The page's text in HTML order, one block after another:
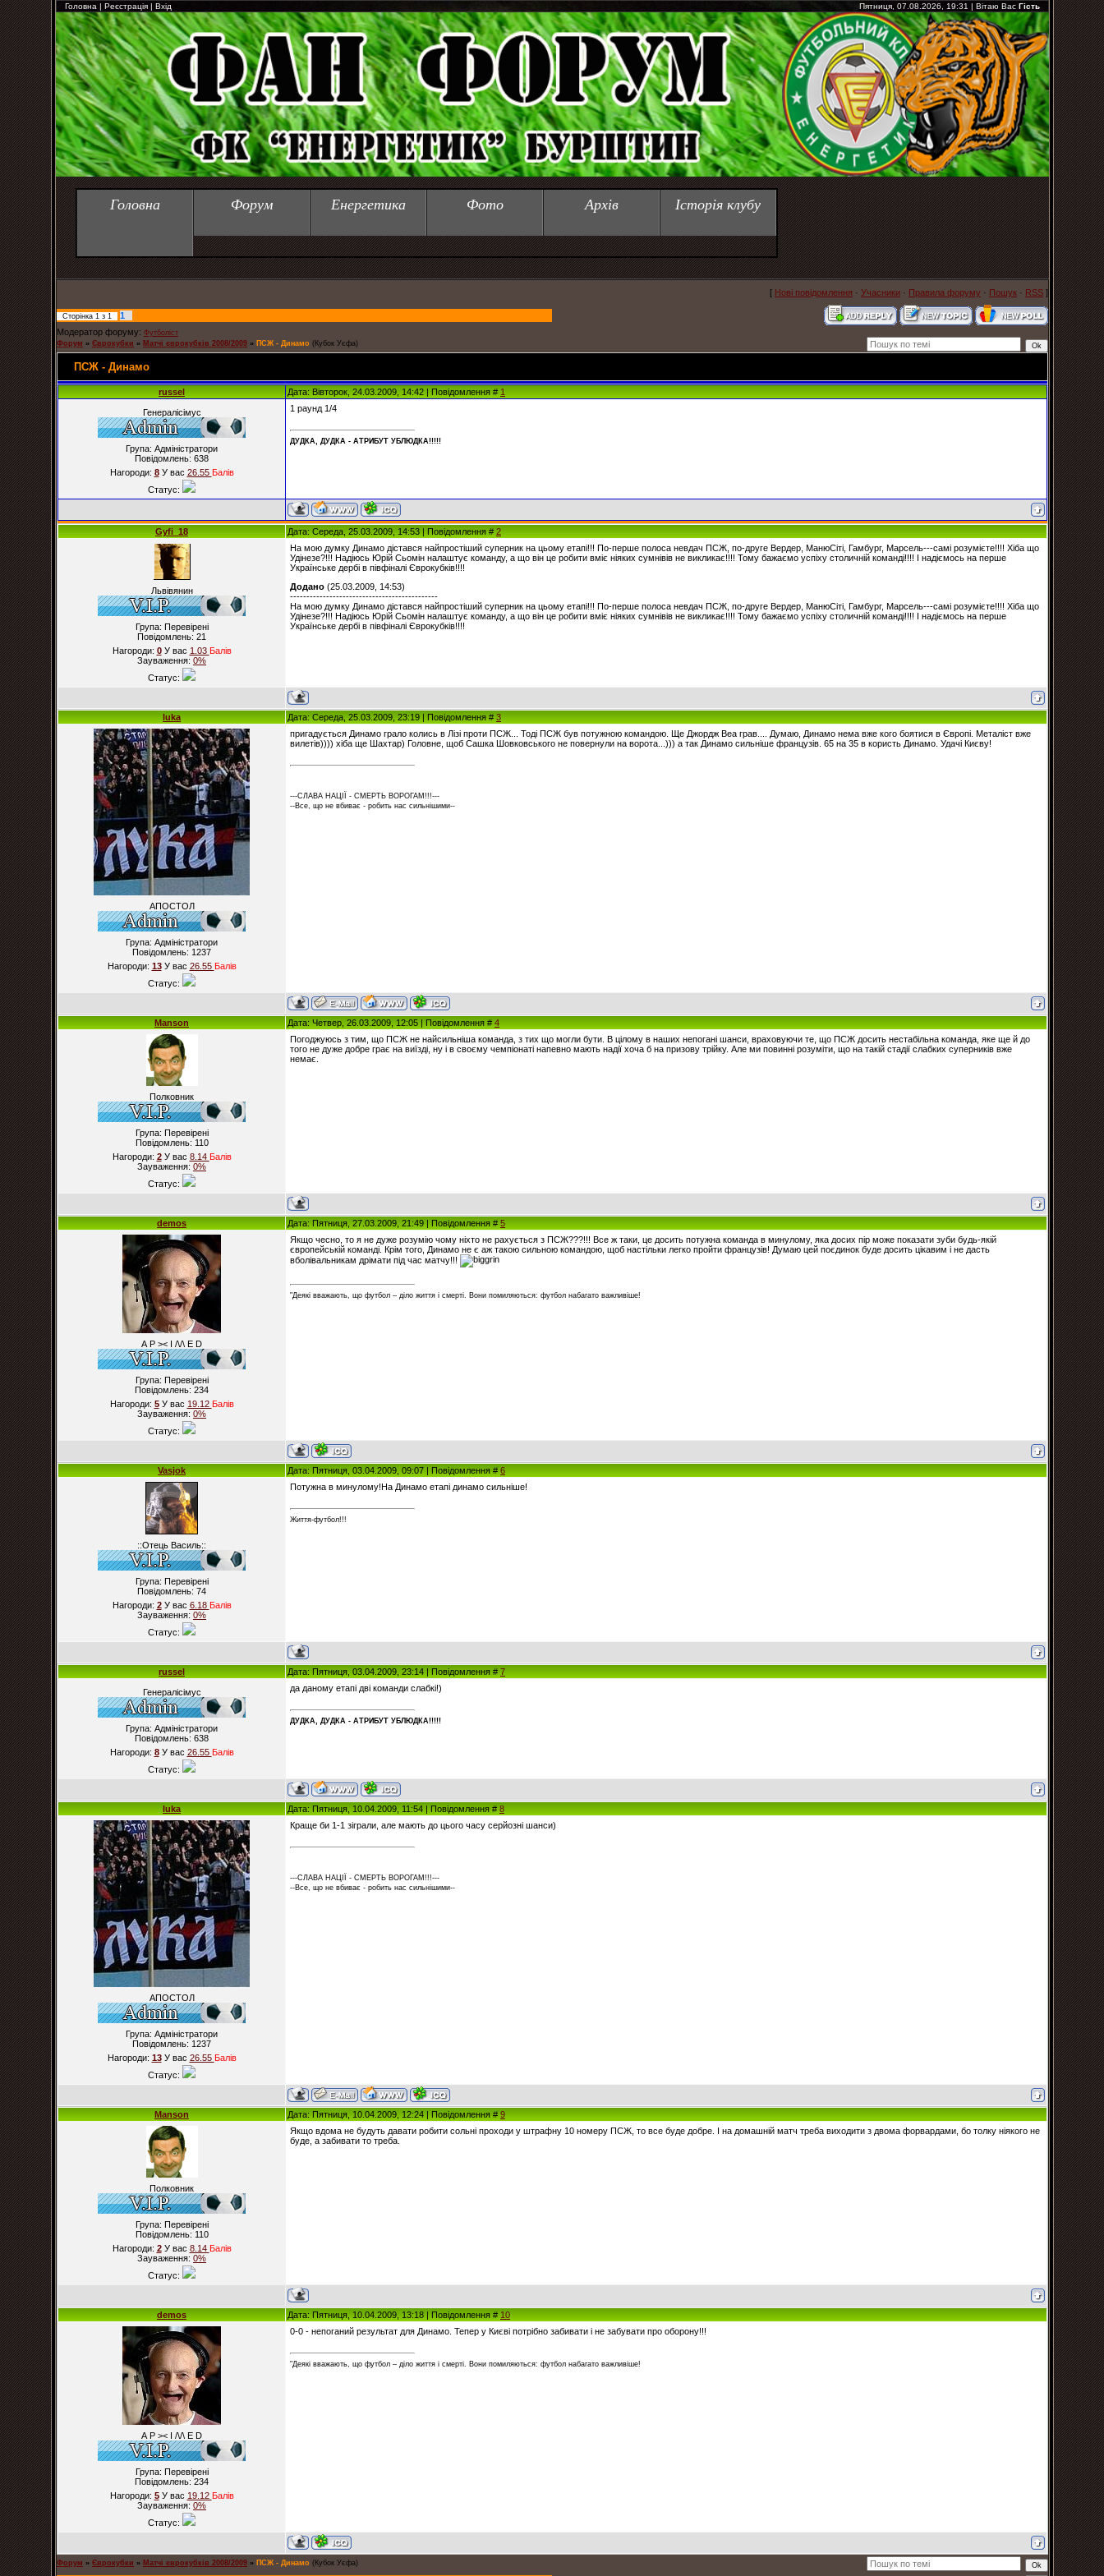
Головна | Реєстрація | Вхід Пятниця, 07.08.2026, 19:31 | Вітаю Вас Гість
Головна Форум Енергетика Фото Архів Історія клубу
[ Нові повідомлення · Учасники · Правила форуму · Пошук · RSS ]
Сторінка 1 з 1
1
Модератор форуму: Футболіст
Форум » Єврокубки » Матчі єврокубків 2008/2009 » ПСЖ - Динамо (Кубок Уєфа)
ПСЖ - Динамо
russel Дата: Вівторок, 24.03.2009, 14:42 | Повідомлення # 1
Генералісімус
Група: Адміністратори
Повідомлень: 638
Нагороди: 8У вас 26.55 Балiв
Статус:
1 раунд 1/4
ДУДКА, ДУДКА - АТРИБУT УБЛЮДКА!!!!!
Gyfi_18 Дата: Середа, 25.03.2009, 14:53 | Повідомлення #2
Львівянин
Група: Перевірені
Повідомлень: 21
Нагороди: 0У вас 1.03 Балiв
Зауваження: 0%
Статус:
На мою думку Динамо дістався найпростіший суперник на цьому етапі!!! По-перше полоса невдач ПСЖ, по-друге Вердер, МанюСіті, Гамбург, Марсель---самі розумієте!!!! Хіба що
Удінезе?!!! Надіюсь Юрій Сьомін налаштує команду, а що він це робити вміє ніяких сумнівів не викликає!!!! Тому бажаємо успіху столичній команді!!!! І надіємось на перше
Українське дербі в півфіналі Єврокубків!!!!
Додано (25.03.2009, 14:53)
---------------------------------------------
На мою думку Динамо дістався найпростіший суперник на цьому етапі!!! По-перше полоса невдач ПСЖ, по-друге Вердер, МанюСіті, Гамбург, Марсель---самі розумієте!!!! Хіба що
Удінезе?!!! Надіюсь Юрій Сьомін налаштує команду, а що він це робити вміє ніяких сумнівів не викликає!!!! Тому бажаємо успіху столичній команді!!!! І надіємось на перше
Українське дербі в півфіналі Єврокубків!!!!
luka Дата: Середа, 25.03.2009, 23:19 | Повідомлення #3
АПОСТОЛ
Група: Адміністратори
Повідомлень: 1237
Нагороди: 13У вас 26.55 Балiв
Статус:
пригадується Динамо грало колись в Лізі проти ПСЖ... Тоді ПСЖ був потужною командою. Ще Джордж Веа грав.... Думаю, Динамо нема вже кого боятися в Європі. Металіст вже
вилетів)))) хіба ще Шахтар) Головне, щоб Сашка Шовковського не повернули на ворота...))) а так Динамо сильніше французів. 65 на 35 в користь Динамо. Удачі Києву!
---СЛАВА НАЦІЇ - СМЕРТЬ ВОРОГАМ!!!---
--Все, що не вбиває - робить нас сильнішими--
Manson Дата: Четвер, 26.03.2009, 12:05 | Повідомлення #4
Полковник
Група: Перевірені
Повідомлень: 110
Нагороди: 2У вас 8.14 Балiв
Зауваження: 0%
Статус:
Погоджуюсь з тим, що ПСЖ не найсильніша команда, з тих що могли бути. В цілому в наших непогані шанси, враховуючи те, що ПСЖ досить нестабільна команда, яке ще й до
того не дуже добре грає на виїзді, ну і в своєму чемпіонаті напевно мають надії хоча б на призову трійку. Але ми повинні розуміти, що на такій стадії слабких суперників вже
немає.
demos Дата: Пятниця, 27.03.2009, 21:49 | Повідомлення #5
А Р >< I /\/\ E D
Група: Перевірені
Повідомлень: 234
Нагороди: 5У вас 19.12 Балiв
Зауваження: 0%
Статус:
Якщо чесно, то я не дуже розумію чому ніхто не рахується з ПСЖ???!!! Все ж таки, це досить потужна команда в минулому, яка досих пір може показати зуби будь-якій
європейській команді. Крім того, Динамо не є аж такою сильною командою, щоб настільки легко пройти французів! Думаю цей поєдинок буде досить цікавим і не дасть
вболівальникам дрімати під час матчу!!!
"Деякі вважають, що футбол – діло життя і смерті. Вони помиляються: футбол набагато важливіше!
Vasjok Дата: Пятниця, 03.04.2009, 09:07 | Повідомлення #6
::Отець Василь::
Група: Перевірені
Повідомлень: 74
Нагороди: 2У вас 6.18 Балiв
Зауваження: 0%
Статус:
Потужна в минулому!На Динамо етапі динамо сильніше!
Життя-футбол!!!
russel Дата: Пятниця, 03.04.2009, 23:14 | Повідомлення #7
Генералісімус
Група: Адміністратори
Повідомлень: 638
Нагороди: 8У вас 26.55 Балiв
Статус:
да даному етапі дві команди слабкі!)
ДУДКА, ДУДКА - АТРИБУT УБЛЮДКА!!!!!
luka Дата: Пятниця, 10.04.2009, 11:54 | Повідомлення #8
АПОСТОЛ
Група: Адміністратори
Повідомлень: 1237
Нагороди: 13У вас 26.55 Балiв
Статус:
Краще би 1-1 зіграли, але мають до цього часу серйозні шанси)
---СЛАВА НАЦІЇ - СМЕРТЬ ВОРОГАМ!!!---
--Все, що не вбиває - робить нас сильнішими--
Manson Дата: Пятниця, 10.04.2009, 12:24 | Повідомлення #9
Полковник
Група: Перевірені
Повідомлень: 110
Нагороди: 2У вас 8.14 Балiв
Зауваження: 0%
Статус:
Якщо вдома не будуть давати робити сольні проходи у штрафну 10 номеру ПСЖ, то все буде добре. І на домашній матч треба виходити з двома форвардами, бо толку ніякого не
буде, а забивати то треба.
demos Дата: Пятниця, 10.04.2009, 13:18 | Повідомлення # 10
А Р >< I /\/\ E D
Група: Перевірені
Повідомлень: 234
Нагороди: 5У вас 19.12 Балiв
Зауваження: 0%
Статус:
0-0 - непоганий результат для Динамо. Тепер у Києві потрібно забивати і не забувати про оборону!!!
"Деякі вважають, що футбол – діло життя і смерті. Вони помиляються: футбол набагато важливіше!
Форум » Єврокубки » Матчі єврокубків 2008/2009 » ПСЖ - Динамо (Кубок Уєфа)